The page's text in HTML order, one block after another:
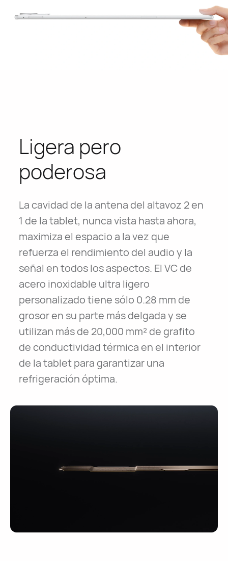
Ligera pero
poderosa
La cavidad de la antena del altavoz 2 en
1 de la tablet, nunca vista hasta ahora,
maximiza el espacio a la vez que
refuerza el rendimiento del audio y la
señal en todos los aspectos. El VC de
acero inoxidable ultra ligero
personalizado tiene sólo 0.28 mm de
grosor en su parte más delgada y se
utilizan más de 20,000 mm² de grafito
de conductividad térmica en el interior
de la tablet para garantizar una
refrigeración óptima.